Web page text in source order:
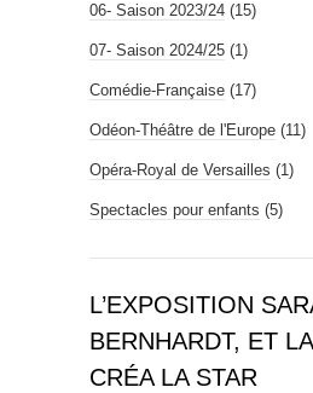
06- Saison 2023/24 (15)
07- Saison 2024/25 (1)
Comédie-Française (17)
Odéon-Théâtre de l'Europe (11)
Opéra-Royal de Versailles (1)
Spectacles pour enfants (5)
L’EXPOSITION
BERNHARDT, ET
CRÉA LA STAR